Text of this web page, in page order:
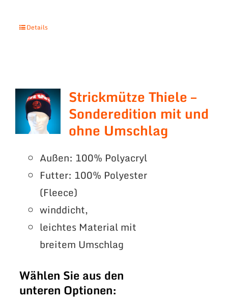
Details
Strickmütze Thiele –
Sonderedition mit und
ohne Umschlag
Außen: 100% Polyacryl
Futter: 100% Polyester
(Fleece)
winddicht,
leichtes Material mit
breitem Umschlag
Wählen Sie aus den
unteren Optionen: